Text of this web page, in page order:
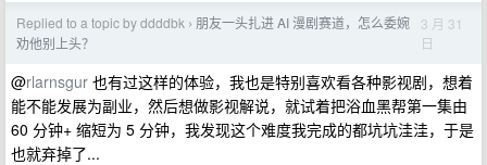
Replied to a topic by ddddbk › 朋友一头扎进 AI 漫剧赛道，怎么委婉
劝他别上头？
3 月 31
日
@rlarnsgur 也有过这样的体验，我也是特别喜欢看各种影视剧，想着
能不能发展为副业，然后想做影视解说，就试着把浴血黑帮第一集由
60 分钟+ 缩短为 5 分钟，我发现这个难度我完成的都坑坑洼洼，于是
也就弃掉了...